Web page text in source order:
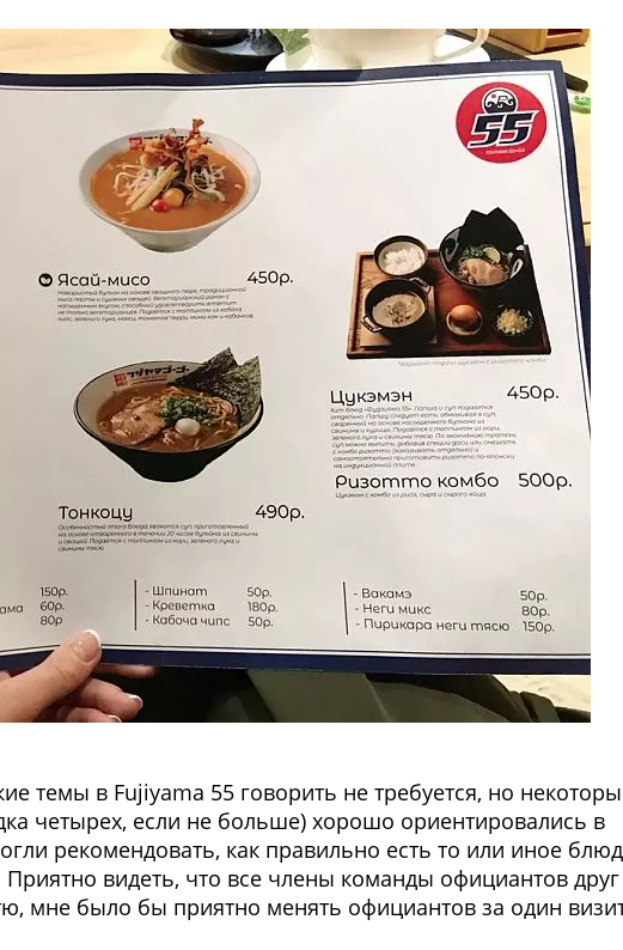
темы в Fujiyama 55 говорить не требуется, но
четырех, если не больше) хорошо ориентировались в
рекомендовать, как правильно есть то или иное
Приятно видеть, что все члены команды официантов друг
мне было бы приятно менять официантов за один